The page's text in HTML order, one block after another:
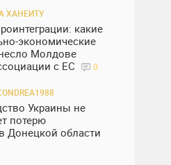
ХАНЕИТУ
какие
экономические
Молдове
с ЕС
0
Украины не
потерю
Донецкой области